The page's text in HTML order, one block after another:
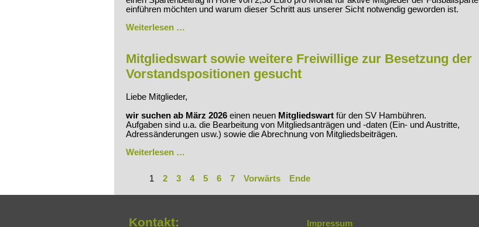
einführen möchten und warum dieser Schritt aus unserer Sicht notwendig geworden ist.
Weiterlesen …
der
Fußballsparte
Mitgliedswart sowie weitere Freiwillige zur Besetzung der
Vorstandspositionen gesucht
Liebe Mitglieder,
wir suchen ab März 2026 einen neuen Mitgliedswart für den SV Hambühren.
Aufgaben sind u.a. die Bearbeitung von Mitgliedsanträgen und -daten (Ein- und Austritte,
Adressänderungen usw.) sowie die Abrechnung von Mitgliedsbeiträgen.
Weiterlesen …
Freiwillige
1 2 3 4 5 6 7 Vorwärts Ende
Kontakt: Impressum